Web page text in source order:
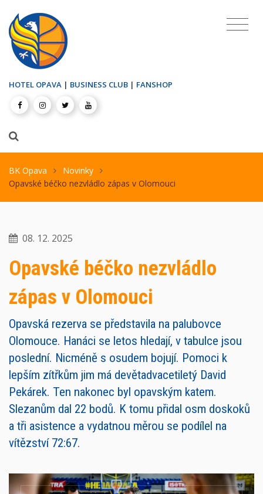
HOTEL OPAVA | BUSINESS CLUB | FANSHOP
BK Opava
Novinky
Opavské béčko nezvládlo zápas v Olomouci
08. 12. 2025
Opavské béčko nezvládlo
zápas v Olomouci
Opavská rezerva se představila na palubovce
Olomouce. Hanáci se letos hledají, v tabulce jsou
poslední. Nicméně s osudem bojují. Pomoci k
lepším zítřkům jim má devětadvacetiletý David
Pekárek. Ten nakonec byl opavským katem.
Slezanům dal 22 bodů. K tomu přidal osm doskoků
a tři asistence a vydatnou měrou se podílel na
vítězství 72:67.